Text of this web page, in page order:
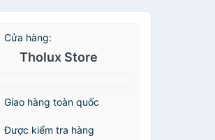
Cửa hàng:
Tholux Store
Giao hàng toàn quốc
Được kiểm tra hàng